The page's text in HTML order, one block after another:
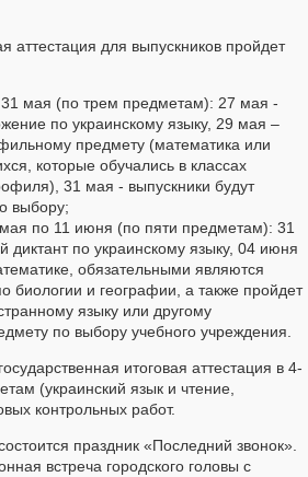
аттестация для выпускников пройдет
31 мая (по трем предметам): 27 мая -
по украинскому языку, 29 мая –
предмету (математика или
которые обучались в классах
31 мая - выпускники будут
выбору;
по 11 июня (по пяти предметам): 31
диктант по украинскому языку, 04 июня
обязательными являются
биологии и географии, а также пройдет
языку или другому
по выбору учебного учреждения.
итоговая аттестация в 4-
(украинский язык и чтение,
контрольных работ.
праздник «Последний звонок».
встреча городского головы с